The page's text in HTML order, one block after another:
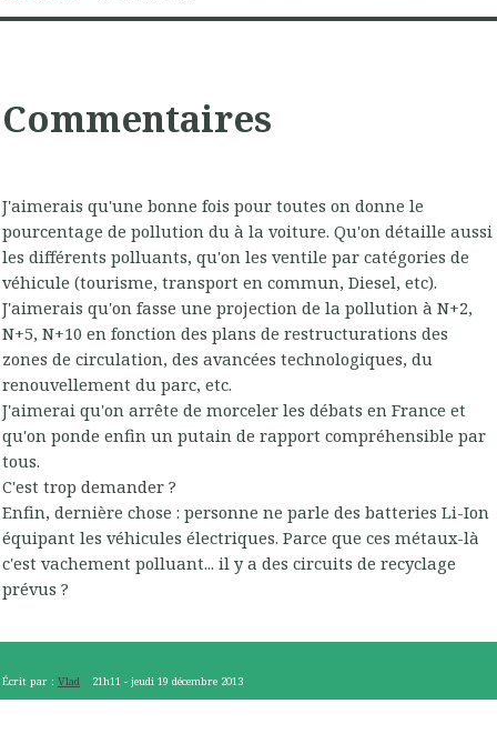
Commentaires
J'aimerais qu'une bonne fois pour toutes on donne le
pourcentage de pollution du à la voiture. Qu'on détaille aussi
les différents polluants, qu'on les ventile par catégories de
véhicule (tourisme, transport en commun, Diesel, etc).
J'aimerais qu'on fasse une projection de la pollution à N+2,
N+5, N+10 en fonction des plans de restructurations des
zones de circulation, des avancées technologiques, du
renouvellement du parc, etc.
J'aimerai qu'on arrête de morceler les débats en France et
qu'on ponde enfin un putain de rapport compréhensible par
tous.
C'est trop demander ?
Enfin, dernière chose : personne ne parle des batteries Li-Ion
équipant les véhicules électriques. Parce que ces métaux-là
c'est vachement polluant... il y a des circuits de recyclage
prévus ?
Écrit par : Vlad 21h11 -jeudi 19 décembre 2013